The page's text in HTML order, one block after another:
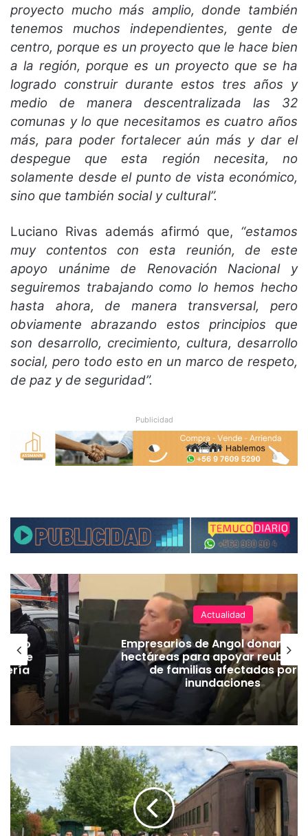
proyecto mucho más amplio, donde también
tenemos muchos independientes, gente de
centro, porque es un proyecto que le hace bien
a la región, porque es un proyecto que se ha
logrado construir durante estos tres años y
medio de manera descentralizada las 32
comunas y lo que necesitamos es cuatro años
más, para poder fortalecer aún más y dar el
despegue que esta región necesita, no
solamente desde el punto de vista económico,
sino que también social y cultural”.
Luciano Rivas además afirmó que, “estamos
muy contentos con esta reunión, de este
apoyo unánime de Renovación Nacional y
seguiremos trabajando como lo hemos hecho
hasta ahora, de manera transversal, pero
obviamente abrazando estos principios que
son desarrollo, crecimiento, cultura, desarrollo
social, pero todo esto en un marco de respeto,
de paz y de seguridad”.
Publicidad
de
Actualidad
Empresarios de Angol donan
hectáreas para apoyar
de familias afectadas por
inundaciones
m
i
e
n